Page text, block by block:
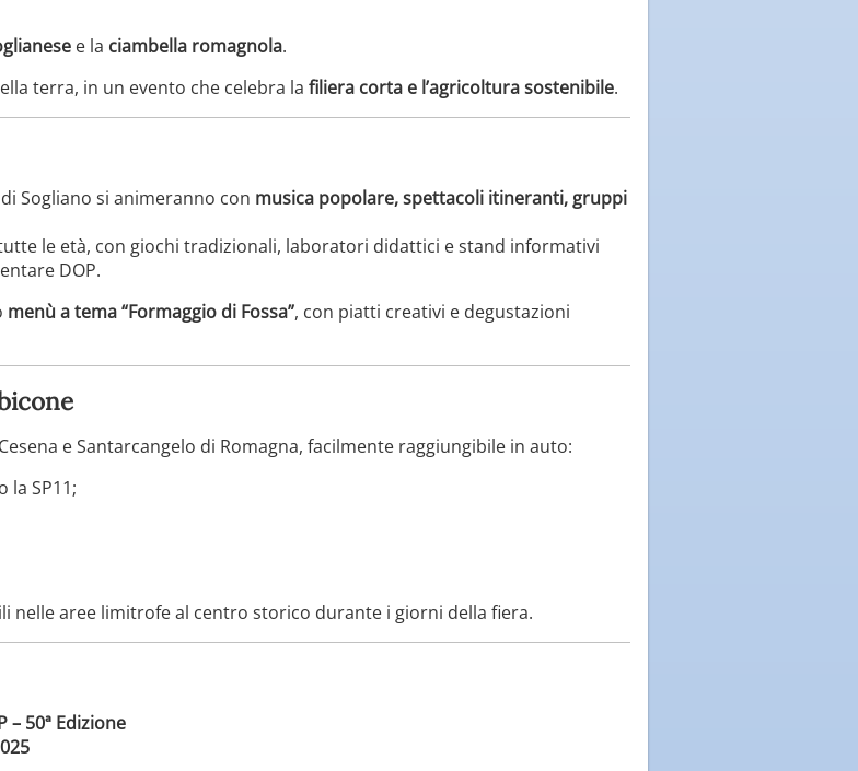
e la ciambella romagnola.
terra, in un evento che celebra la filiera corta e l’agricoltura sostenibile.
Sogliano si animeranno con musica popolare, spettacoli itineranti, gruppi
le età, con giochi tradizionali, laboratori didattici e stand informativi
DOP.
menù a tema “Formaggio di Fossa”, con piatti creativi e degustazioni
e Santarcangelo di Romagna, facilmente raggiungibile in auto:
la SP11;
nelle aree limitrofe al centro storico durante i giorni della fiera.
– 50ª Edizione